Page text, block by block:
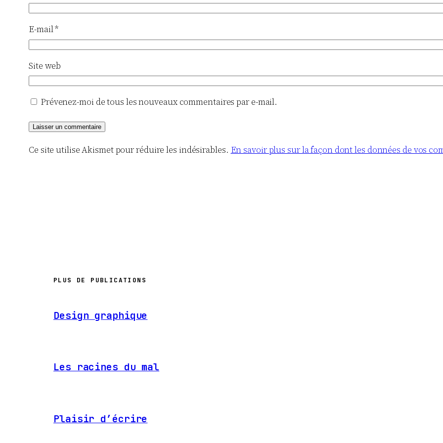
E-mail*
Site web
Prévenez-moi de tous les nouveaux commentaires par e-mail.
Ce site utilise Akismet pour réduire les indésirables. En savoir plus sur la façon dont les données de vos
PLUS DE PUBLICATIONS
Design graphique
Les racines du mal
Plaisir d’écrire